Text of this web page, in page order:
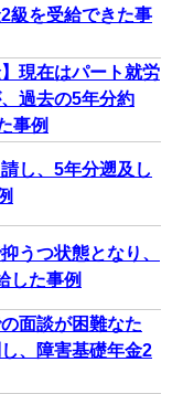
級を受給できた事
現在はパート就労
過去の5年分約
事例
し、5年分遡及し
うつ状態となり、
した事例
面談が困難なた
、障害基礎年金2